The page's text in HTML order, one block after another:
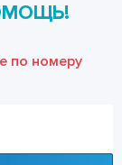
по номеру